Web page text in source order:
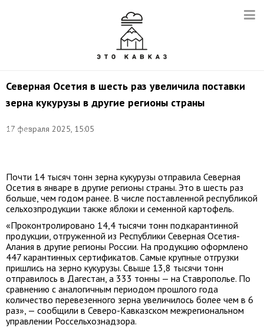
Северная Осетия в шесть раз увеличила поставки
зерна кукурузы в другие регионы страны
17 февраля 2025, 15:05
Виктор
Почти 14 тысяч тонн зерна кукурузы отправила Северная
Осетия в январе в другие регионы страны. Это в шесть раз
больше, чем годом ранее. В числе поставленной республикой
сельхозпродукции также яблоки и семенной картофель.
«Проконтролировано 14,4 тысячи тонн подкарантинной
продукции, отгруженной из Республики Северная Осетия-
Алания в другие регионы России. На продукцию оформлено
447 карантинных сертификатов. Самые крупные отгрузки
пришлись на зерно кукурузы. Свыше 13,8 тысячи тонн
отправилось в Дагестан, а 333 тонны — на Ставрополье. По
сравнению с аналогичным периодом прошлого года
количество перевезенного зерна увеличилось более чем в 6
раз», — сообщили в Северо-Кавказском межрегиональном
управлении Россельхознадзора.